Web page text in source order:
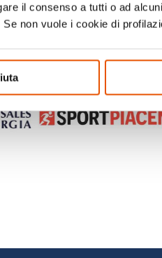
il consenso a tutti o ad
non vuole i cookie di